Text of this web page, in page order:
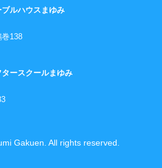
ルハウスまゆみ
138
ースクールまゆみ
Gakuen. All rights reserved.